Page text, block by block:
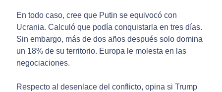
En todo caso, cree que Putin se equivocó con
Ucrania. Calculó que podía conquistarla en tres días.
Sin embargo, más de dos años después solo domina
un 18% de su territorio. Europa le molesta en las
negociaciones.
Respecto al desenlace del conflicto, opina si Trump